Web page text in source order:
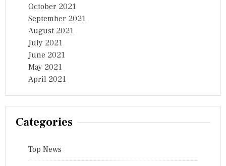
October 2021
September 2021
August 2021
July 2021
June 2021
May 2021
April 2021
Categories
Top News